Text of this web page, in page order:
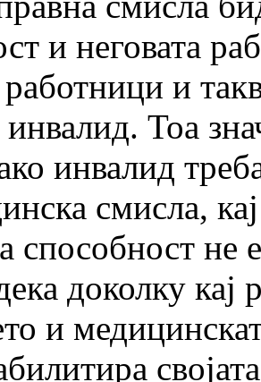
и неговата
работници и
инвалид. Тоа
инвалид
смисла,
способност
доколку
и